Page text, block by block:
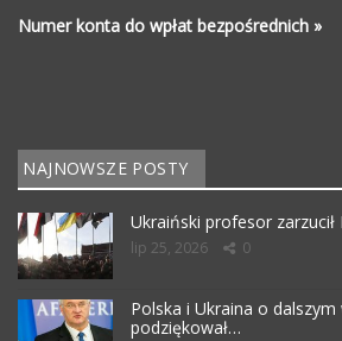
Numer konta do wpłat bezpośrednich »
NAJNOWSZE POSTY
Ukraiński profesor
lip 25, 2026 0
Polska i Ukraina o dalszym
podziękował…